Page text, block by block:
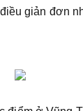
giản đơn